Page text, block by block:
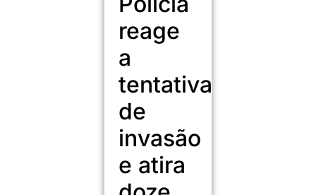
reage
a
tentativa
de
invasão
e atira